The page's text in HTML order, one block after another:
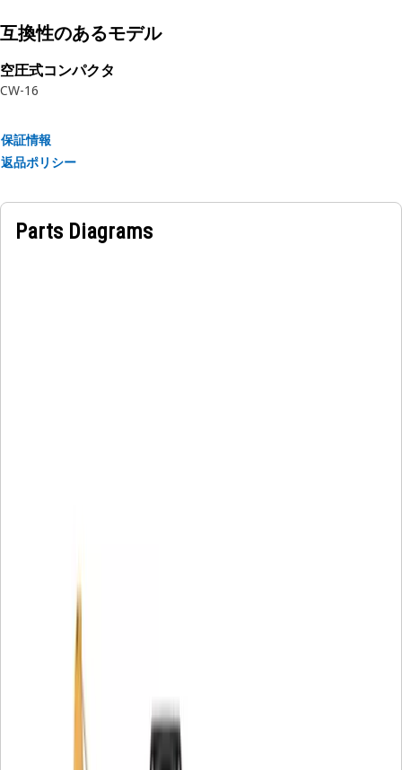
互換性のあるモデル
空圧式コンパクタ
CW-16
保証情報
返品ポリシー
Parts Diagrams